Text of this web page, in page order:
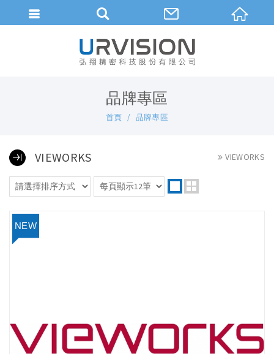
品牌專區
首頁 品牌專區
VIEWORKS
VIEWORKS
繁體中文